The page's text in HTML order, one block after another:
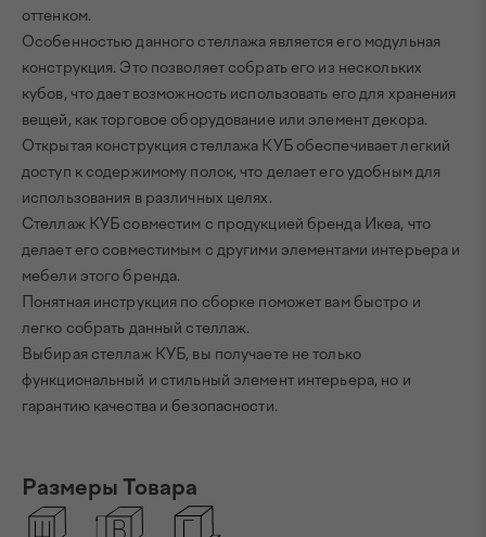
оттенком.
Особенностью данного стеллажа является его модульная
конструкция. Это позволяет собрать его из нескольких
кубов, что дает возможность использовать его для хранения
вещей, как торговое оборудование или элемент декора.
Открытая конструкция стеллажа КУБ обеспечивает легкий
доступ к содержимому полок, что делает его удобным для
использования в различных целях.
Стеллаж КУБ совместим с продукцией бренда Икеа, что
делает его совместимым с другими элементами интерьера и
мебели этого бренда.
Понятная инструкция по сборке поможет вам быстро и
легко собрать данный стеллаж.
Выбирая стеллаж КУБ, вы получаете не только
функциональный и стильный элемент интерьера, но и
гарантию качества и безопасности.
Размеры Товара